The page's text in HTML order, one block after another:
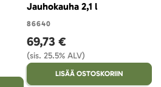
Jauhokauha 2,1 l
86640
69,73 €
(sis. 25.5% ALV)
LISÄÄ OSTOSKORIIN